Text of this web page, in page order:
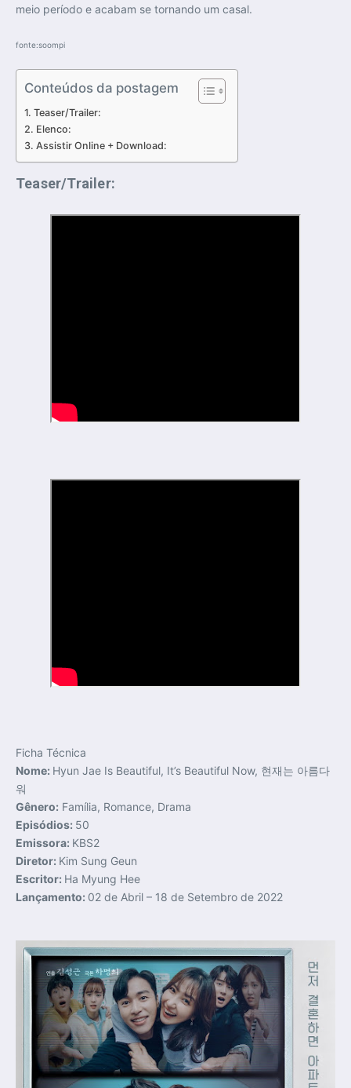
meio período e acabam se tornando um casal.
fonte:soompi
Conteúdos da postagem
Teaser/Trailer:
Elenco:
Assistir Online + Download:
Teaser/Trailer:
Ficha Técnica
Nome: Hyun Jae Is Beautiful, It’s Beautiful Now, 현재는 아름다
워
Gênero: Família, Romance, Drama
Episódios: 50
Emissora: KBS2
Diretor: Kim Sung Geun
Escritor: Ha Myung Hee
Lançamento: 02 de Abril – 18 de Setembro de 2022